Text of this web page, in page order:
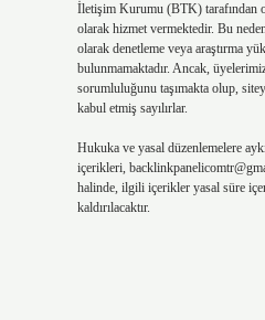
İletişim Kurumu (BTK) tarafından
olarak hizmet vermektedir. Bu
olarak denetleme veya araştırma
bulunmamaktadır. Ancak,
sorumluluğunu taşımakta olup,
kabul etmiş sayılırlar.
Hukuka ve yasal düzenlemelere
içerikleri,
halinde, ilgili içerikler yasal süre
kaldırılacaktır.